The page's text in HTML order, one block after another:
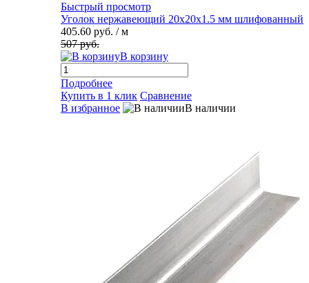
Быстрый просмотр
Уголок нержавеющий 20х20х1.5 мм шлифованный
405.60 руб. / м
507 руб.
В корзину
Подробнее
Купить в 1 клик Сравнение
В избранное
В наличии